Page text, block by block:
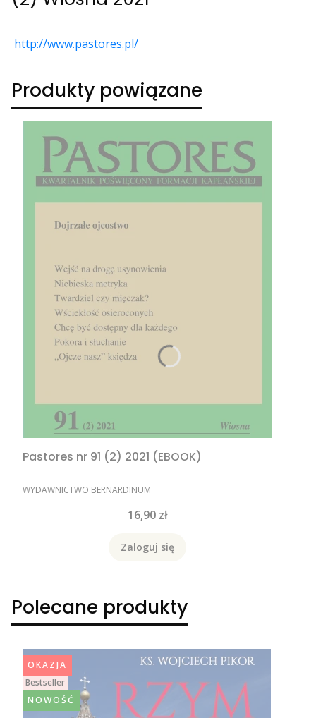
http://www.pastores.pl/
Produkty powiązane
Pastores nr 91 (2) 2021 (EBOOK)
PRODUCENT
WYDAWNICTWO BERNARDINUM
Cena
16,90 zł
Zaloguj się
Polecane produkty
OKAZJA
Bestseller
NOWOŚĆ